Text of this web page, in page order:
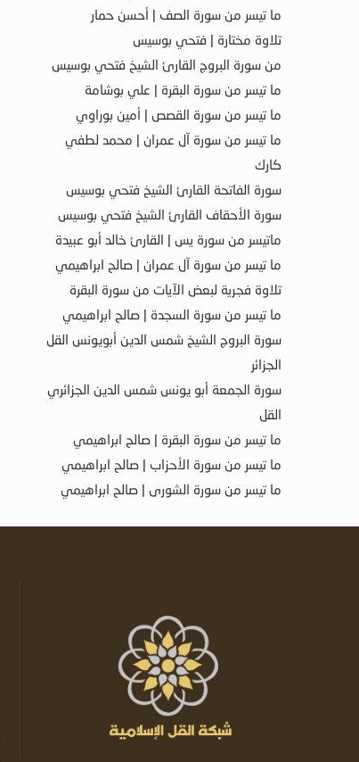
ما تيسر من سورة الصف | أحسن حمار
تلاوة مختارة | فتحي بوسيس
من سورة البروج القارئ الشيخ فتحي بوسيس
ما تيسر من سورة البقرة | علي بوشامة
ما تيسر من سورة القصص | أمين بوراوي
ما تيسر من سورة آل عمران | محمد لطفي
كارك
سورة الفاتحة القارئ الشيخ فتحي بوسيس
سورة الأحقاف القارئ الشيخ فتحي بوسيس
ماتيسر من سورة يس | القارئ خالد أبو عبيدة
ما تيسر من سورة آل عمران | صالح ابراهيمي
تلاوة فجرية لبعض الآيات من سورة البقرة
ما تيسر من سورة السجدة | صالح ابراهيمي
سورة البروج الشيخ شمس الدين أبويونس القل
الجزائر
سورة الجمعة أبو يونس شمس الدين الجزائري
القل
ما تيسر من سورة البقرة | صالح ابراهيمي
ما تيسر من سورة الأحزاب | صالح ابراهيمي
ما تيسر من سورة الشورى | صالح ابراهيمي